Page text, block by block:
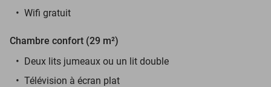
Wifi gratuit
Chambre confort (29 m²)
Deux lits jumeaux ou un lit double
Télévision à écran plat